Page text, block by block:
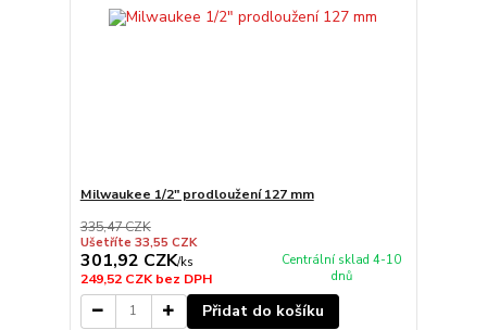
Milwaukee 1/2" prodloužení 127 mm
335,47 CZK
Ušetříte 33,55 CZK
301,92 CZK/ks
249,52 CZKbez DPH
Centrální sklad 4-10
dnů
Přidat do košíku